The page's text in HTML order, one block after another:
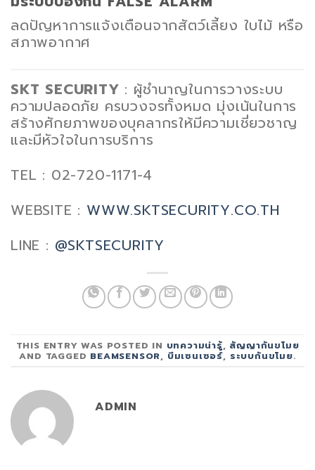
ลดปัญหาการแจ้งเตือนจากสัตว์เลี้ยง ใบไม้ หรือ
สภาพอากาศ
SKT SECURITY : ผู้ชำนาญในการวางระบบ
ความปลอดภัย ครบวงจรทั้งหมด มุ่งเน้นในการ
สร้างศักยภาพของบุคลากรให้มีความเชี่ยวชาญ
และมีหัวใจในการบริการ
TEL : 02-720-1171-4
WEBSITE : WWW.SKTSECURITY.CO.TH
LINE : @SKTSECURITY
THIS ENTRY WAS POSTED IN บทความน่ารู้, สัญญากันขโมย
AND TAGGED BEAMSENSOR, บีมเซนเซอร์, ระบบกันขโมย.
ADMIN